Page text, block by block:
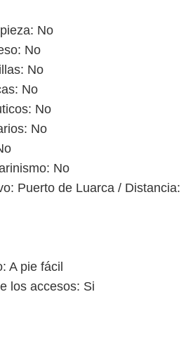
No
No
No
No
No
No
No
Puerto de Luarca / Distancia:
A pie fácil
los accesos: Si